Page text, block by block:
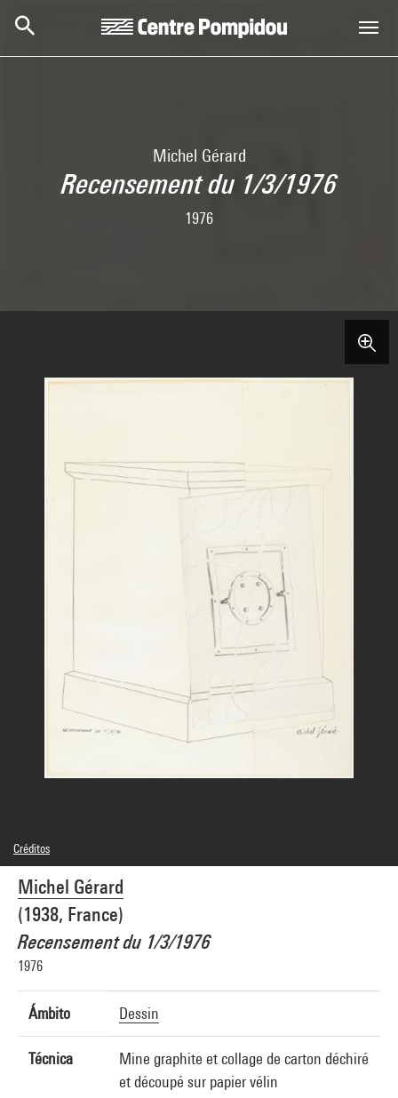
Michel Gérard
Recensement du 1/3/1976
1976
Michel Gérard
(1938, France)
Recensement du 1/3/1976
1976
Ámbito Dessin
Técnica
Mine graphite et collage de carton déchiré
et découpé sur papier vélin
Créditos
© Michel Gérard
Créditos fotográficos : Centre Pompidou, MNAM-CCI/Audrey Laurans/Dist.
GrandPalaisRmn
Referencia de la imagen : 4N84820
Difusión de la imagen : GrandPalaisRmnPhoto